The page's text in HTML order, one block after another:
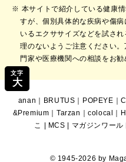
文字
大
本サイトで紹介している健康
すが、個別具体的な疾病や傷
いるエクササイズなどを試さ
理のないようご注意ください
門家や医療機関への相談をお勧
anan BRUTUS POPEYE ｜
&Premium ｜Tarzan ｜colocal
こ
MCS マガジンワール
© 1945-2026 by